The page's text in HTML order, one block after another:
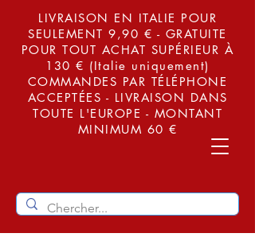
LIVRAISON EN ITALIE POUR
SEULEMENT 9,90 € - GRATUITE
POUR TOUT ACHAT SUPÉRIEUR À
130 € (Italie uniquement)
COMMANDES PAR TÉLÉPHONE
ACCEPTÉES - LIVRAISON DANS
TOUTE L'EUROPE - MONTANT
MINIMUM 60 €